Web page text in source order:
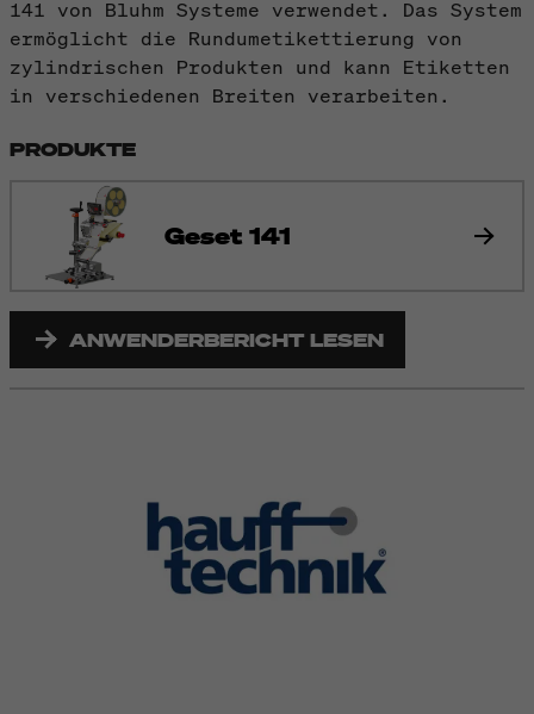
141 von Bluhm Systeme verwendet. Das System
ermöglicht die Rundumetikettierung von
zylindrischen Produkten und kann Etiketten
in verschiedenen Breiten verarbeiten.
PRODUKTE
Geset 141
ANWENDERBERICHT LESEN